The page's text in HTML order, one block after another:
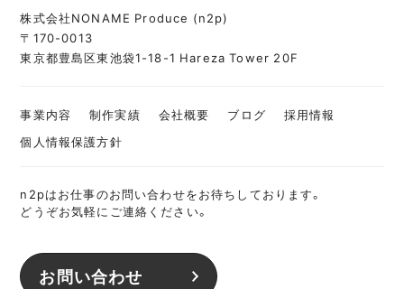
株式会社NONAME Produce (n2p)
〒170-0013
東京都豊島区東池袋1-18-1 Hareza Tower 20F
事業内容 制作実績 会社概要 ブログ
採用情報
個人情報保護方針
n2pはお仕事のお問い合わせをお待ちしております。
どうぞお気軽にご連絡ください。
お問い合わせ